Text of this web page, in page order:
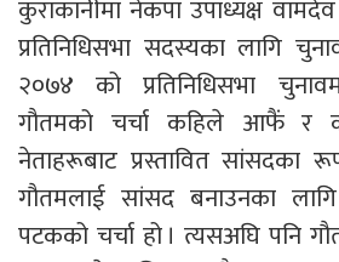
कुराकानीमा नेकपा उपाध्यक्ष
प्रतिनिधिसभा सदस्यका लागि
२०७४ को प्रतिनिधिसभा
गौतमको चर्चा कहिले आफैं र
नेताहरूबाट प्रस्तावित सांसदका
गौतमलाई सांसद बनाउनका
पटकको चर्चा हो । त्यसअघि पनि